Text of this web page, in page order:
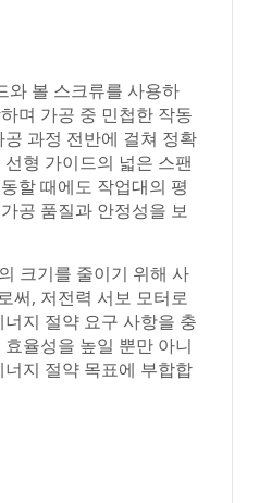
와 볼 스크류를 사용하
며 가공 중 민첩한 작동
과정 전반에 걸쳐 정확
형 가이드의 넓은 스팬
할 때에도 작업대의 평
공 품질과 안정성을 보
크기를 줄이기 위해 사
써, 저전력 서보 모터로
지 절약 요구 사항을 충
율성을 높일 뿐만 아니
지 절약 목표에 부합합